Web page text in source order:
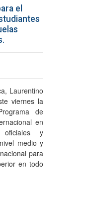
el
Laurentino
viernes la
de
en
oficiales y
medio y
para
en todo